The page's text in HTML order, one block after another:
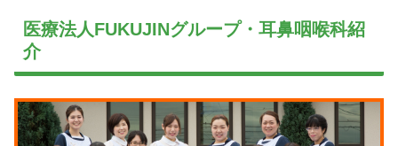
医療法人FUKUJINグループ・耳鼻咽喉科紹
介